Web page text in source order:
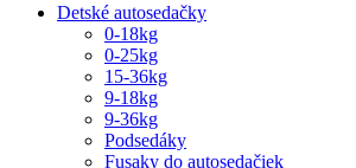
Detské autosedačky
0-18kg
0-25kg
15-36kg
9-18kg
9-36kg
Podsedáky
Fusaky do autosedačiek